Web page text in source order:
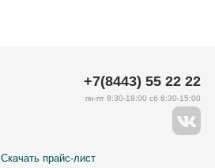
Скачать прайс-лист
+7(8443) 55 22 22
пн-пт 8:30-18:00 сб 8:30-15:00